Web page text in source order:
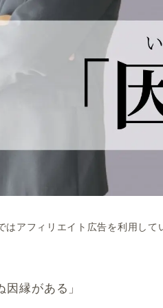
はアフィリエイト広告を利用して
因縁がある」